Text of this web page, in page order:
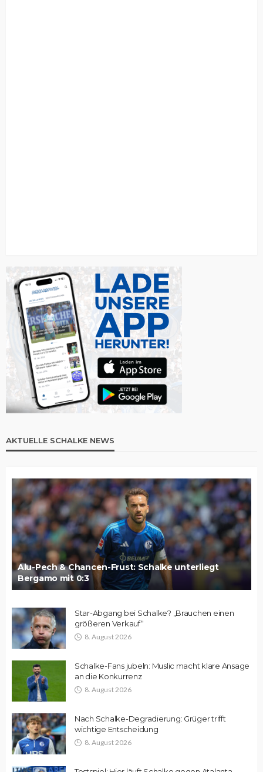
AKTUELLE SCHALKE NEWS
Alu-Pech & Chancen-Frust: Schalke unterliegt
Bergamo mit 0:3
Star-Abgang bei Schalke? „Brauchen einen
größeren Verkauf“
8. August 2026
Schalke-Fans jubeln: Muslic macht klare Ansage
an die Konkurrenz
8. August 2026
Nach Schalke-Degradierung: Grüger trifft
wichtige Entscheidung
8. August 2026